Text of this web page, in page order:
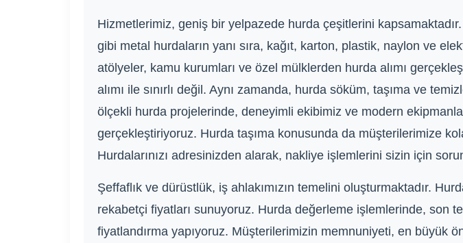
Hizmetlerimiz, geniş bir yelpazede hurda çeşitlerini
gibi metal hurdaların yanı sıra, kağıt, karton, plastik, naylon ve
atölyeler, kamu kurumları ve özel mülklerden hurda alımı
alımı ile sınırlı değil. Aynı zamanda, hurda söküm, taşıma ve
ölçekli hurda projelerinde, deneyimli ekibimiz ve modern
gerçekleştiriyoruz. Hurda taşıma konusunda da müşterilerimize
Hurdalarınızı adresinizden alarak, nakliye işlemlerini sizin için
Şeffaflık ve dürüstlük, iş ahlakımızın temelini oluşturmaktadır.
rekabetçi fiyatları sunuyoruz. Hurda değerleme işlemlerinde, son
fiyatlandırma yapıyoruz. Müşterilerimizin memnuniyeti, en büyük